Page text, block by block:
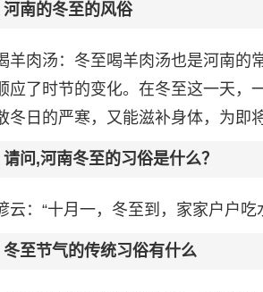
河南的冬至的风俗
羊肉汤：冬至喝羊肉汤也是河南的
应了时节的变化。在冬至这一天，
冬日的严寒，又能滋补身体，为即
问,河南冬至的习俗是什么？
云：“十月一，冬至到，家家户户
冬至节气的传统习俗有什么